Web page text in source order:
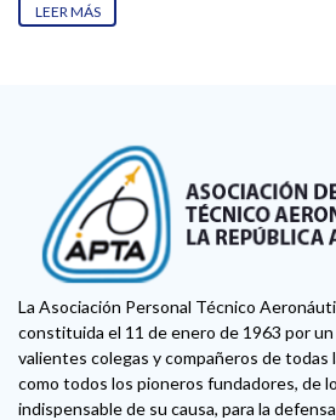
LEER MÁS
La Asociación Personal Técnico
constituida el 11 de enero de 1963 por
valientes colegas y compañeros de todas
como todos los pioneros fundadores, de
indispensable de su causa, para la